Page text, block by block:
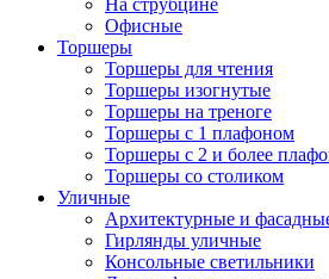
На струбцине
Офисные
Торшеры
Торшеры для чтения
Торшеры изогнутые
Торшеры на треноге
Торшеры с 1 плафоном
Торшеры с 2 и более
Торшеры со столиком
Уличные
Архитектурные и
Гирлянды уличные
Консольные светильники